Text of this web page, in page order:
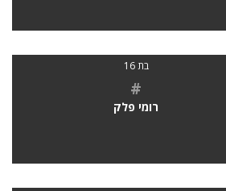
בת 16
#
רומי פלק